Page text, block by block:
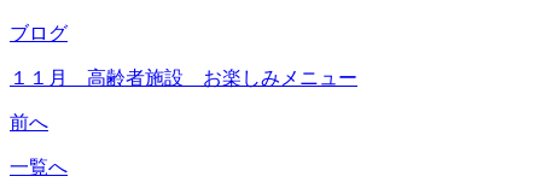
ブログ
１１月 高齢者施設 お楽しみメニュー
前へ
一覧へ